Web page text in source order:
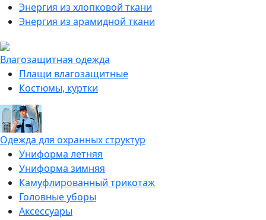
Энергия из хлопковой ткани
Энергия из арамидной ткани
Влагозащитная одежда
Плащи влагозащитные
Костюмы, куртки
Одежда для охранных структур
Униформа летняя
Униформа зимняя
Камуфлированный трикотаж
Головные уборы
Аксессуары